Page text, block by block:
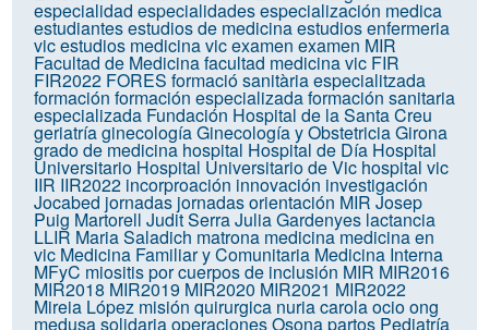
especialidad especialidadesespecialización medica
estudiantesestudios de medicinaestudios enfermeria
vicestudios medicina vicexamen examen MIR
Facultad de Medicinafacultad medicina vic FIR
FIR2022 FORES formació sanitària especialitzada
formación formación especializadaformación sanitaria
especializada Fundación Hospital de la Santa Creu
geriatríaginecologíaGinecología y ObstetriciaGirona
grado de medicina hospital Hospital de Día Hospital
Universitario Hospital Universitario de Vic hospital vic
IIR IIR2022 incorproación innovación investigación
Jocabed jornadas jornadas orientación MIR Josep
Puig Martorell Judit SerraJulia Gardenyes lactancia
LLIR Maria Saladich matrona medicina medicina en
vic Medicina Familiar y Comunitaria Medicina Interna
MFyC miositis por cuerpos de inclusión MIR MIR2016
MIR2018 MIR2019 MIR2020 MIR2021 MIR2022
Mireia López misión quirurgica nuria carolaocioong
medusa solidariaoperacionesOsonapartos Pediatría